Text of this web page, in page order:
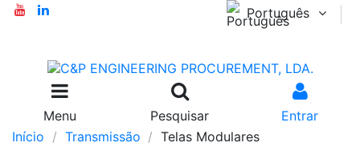
Português
Menu Pesquisar
Entrar
Início
Transmissão Telas Modulares